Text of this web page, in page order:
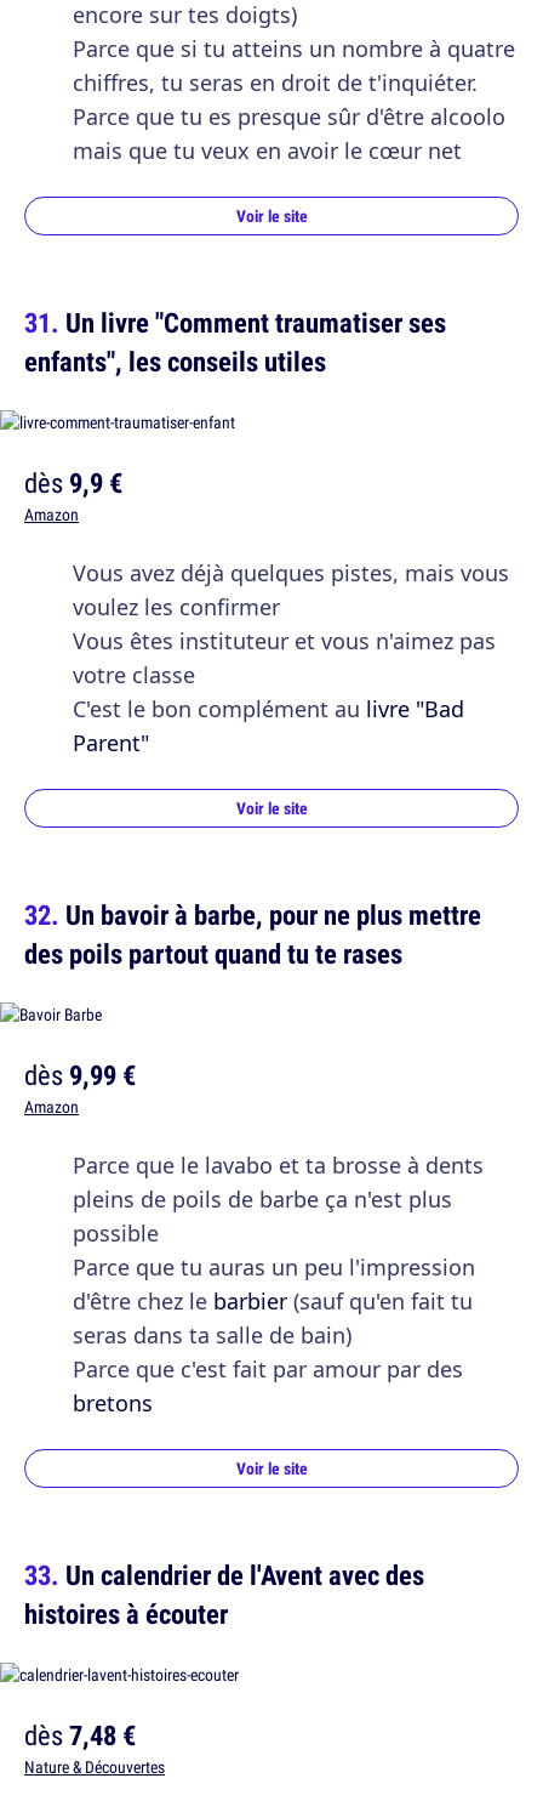
encore sur tes doigts)
Parce que si tu atteins un nombre à quatre
chiffres, tu seras en droit de t'inquiéter.
Parce que tu es presque sûr d'être alcoolo
mais que tu veux en avoir le cœur net
Voir le site
Un livre "Comment traumatiser ses
enfants", les conseils utiles
dès9,9 €
Amazon
Vous avez déjà quelques pistes, mais vous
voulez les confirmer
Vous êtes instituteur et vous n'aimez pas
votre classe
C'est le bon complément au livre "Bad
Parent"
Voir le site
Un bavoir à barbe, pour ne plus mettre
des poils partout quand tu te rases
dès9,99 €
Amazon
Parce que le lavabo et ta brosse à dents
pleins de poils de barbe ça n'est plus
possible
Parce que tu auras un peu l'impression
d'être chez le barbier (sauf qu'en fait tu
seras dans ta salle de bain)
Parce que c'est fait par amour par des
bretons
Voir le site
Un calendrier de l'Avent avec des
histoires à écouter
dès7,48 €
Nature & Découvertes